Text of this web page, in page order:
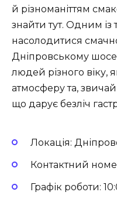
й різноманіттям
знайти тут. Одним
насолодитися
Дніпровському
людей різного віку,
атмосферу та,
що дарує безліч
Локація:
Контактний
Графік роботи: